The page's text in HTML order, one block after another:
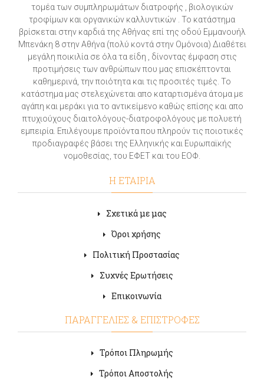
τομέα των συμπληρωμάτων διατροφής , βιολογικών
τροφίμων και οργανικών καλλυντικών . Το κατάστημα
βρίσκεται στην καρδιά της Αθήνας επί της οδού Εμμανουήλ
Μπενάκη 8 στην Αθήνα (πολύ κοντά στην Ομόνοια) Διαθέτει
μεγάλη ποικιλία σε όλα τα είδη , δίνοντας έμφαση στις
προτιμήσεις των ανθρώπων που μας επισκέπτονται
καθημερινά, την ποιότητα και τις προσιτές τιμές. Το
κατάστημα μας στελεχώνεται απο καταρτισμένα άτομα με
αγάπη και μεράκι για το αντικείμενο καθώς επίσης και απο
πτυχιούχους διαιτολόγους-διατροφολόγους με πολυετή
εμπειρία. Επιλέγουμε προϊόντα που πληρούν τις ποιοτικές
προδιαγραφές βάσει της Ελληνικής και Ευρωπαϊκής
νομοθεσίας, του ΕΦΕΤ και του ΕΟΦ.
Η ΕΤΑΙΡΙΑ
Σχετικά με μας
Όροι χρήσης
Πολιτική Προστασίας
Συχνές Ερωτήσεις
Επικοινωνία
ΠΑΡΑΓΓΕΛΙΕΣ & ΕΠΙΣΤΡΟΦΕΣ
Τρόποι Πληρωμής
Τρόποι Αποστολής